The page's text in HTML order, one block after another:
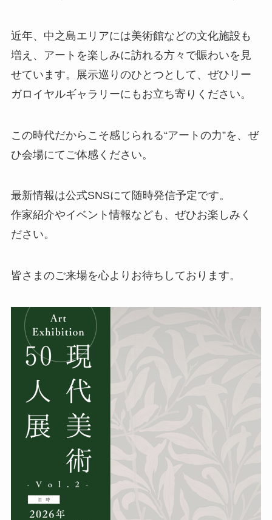
近年、中之島エリアには美術館などの文化施設も
増え、アートを楽しみに訪れる方々で賑わいを見
せています。展示巡りのひとつとして、ぜひリー
ガロイヤルギャラリーにもお立ち寄りください。
この時代だからこそ感じられる“アートの力”を、ぜ
ひ会場にてご体感ください。
最新情報は公式SNSにて随時発信予定です。
作家紹介やイベント情報なども、ぜひお楽しみく
ださい。
皆さまのご来場を心よりお待ちしております。